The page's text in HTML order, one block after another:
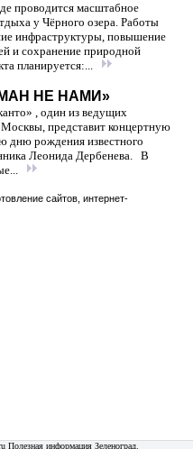
проводится масштабное
у Чёрного озера. Работы
инфраструктуры, повышение
и сохранение природной
планируется:...
НЕ НАМИ»
, один из ведущих
Москвы, представит концертную
дню рождения известного
Леонида Дербенева. В
сайтов, интернет-
Полезная информация Зеленоград